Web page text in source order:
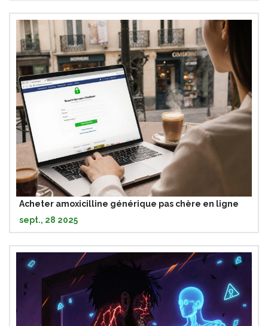
Acheter amoxicilline générique pas chère en ligne
sept., 28 2025